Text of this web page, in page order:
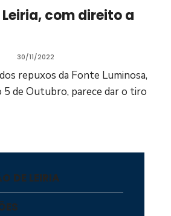
com direito a
30/11/2022
repuxos da Fonte Luminosa,
5 de Outubro, parece dar o tiro
DE LEIRIA